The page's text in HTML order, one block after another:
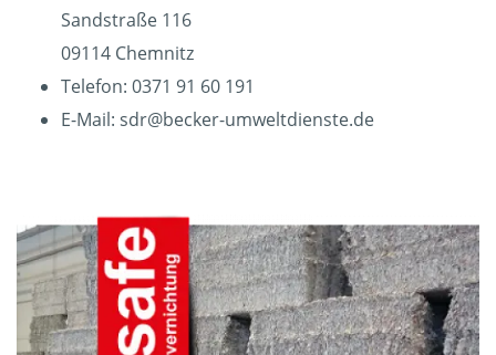
Sandstraße 116
09114 Chemnitz
Telefon: 0371 91 60 191
E-Mail: sdr@becker-umweltdienste.de